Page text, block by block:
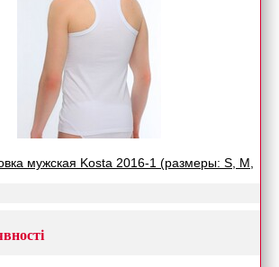
мужская Kosta 2016-1 (размеры: S, M,